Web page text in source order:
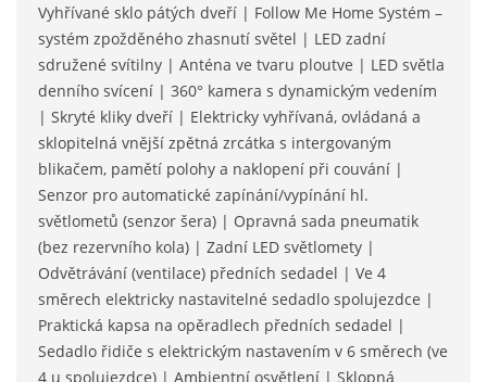
Vyhřívané sklo pátých dveří | Follow Me Home Systém –
systém zpožděného zhasnutí světel | LED zadní
sdružené svítilny | Anténa ve tvaru ploutve | LED světla
denního svícení | 360° kamera s dynamickým vedením
| Skryté kliky dveří | Elektricky vyhřívaná, ovládaná a
sklopitelná vnější zpětná zrcátka s intergovaným
blikačem, pamětí polohy a naklopení při couvání |
Senzor pro automatické zapínání/vypínání hl.
světlometů (senzor šera) | Opravná sada pneumatik
(bez rezervního kola) | Zadní LED světlomety |
Odvětrávání (ventilace) předních sedadel | Ve 4
směrech elektricky nastavitelné sedadlo spolujezdce |
Praktická kapsa na opěradlech předních sedadel |
Sedadlo řidiče s elektrickým nastavením v 6 směrech (ve
4 u spolujezdce) | Ambientní osvětlení | Sklopná